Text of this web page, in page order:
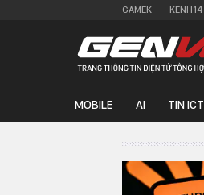
GAMEK KENH14
MOBILE AI TIN ICT